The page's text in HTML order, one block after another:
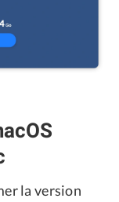
la version